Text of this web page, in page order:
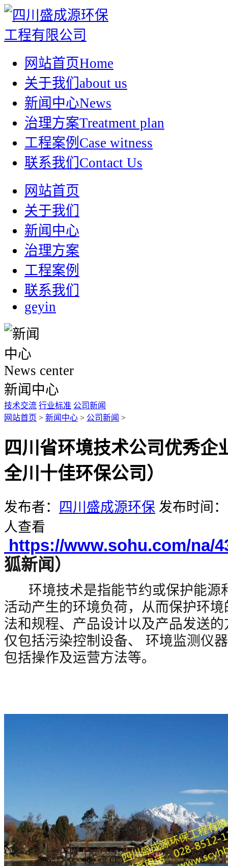
网站首页Home
关于我们 about us
新闻中心News
治理方案Treatment plan
工程案例 Case witness
联系我们 Contact Us
网站首页
关于我们
新闻中心
治理方案
工程案例
联系我们
geyin
News center
新闻中心
技术交流 行业标准 公司新闻
网站首页 > 新闻中心 > 公司新闻 >
四川省环境技术公司优秀企
全川十佳环保公司）
发布者： 四川盛成源环保 发布时间
人查看
https://www.sohu.com/na/
狐新闻）
环境技术是指能节约或保护能源
活动产生的环境负荷，从而保护环
法和规程、产品设计以及产品发送
仅包括污染控制设备、 环境监测仪
包括操作及运营方法等。